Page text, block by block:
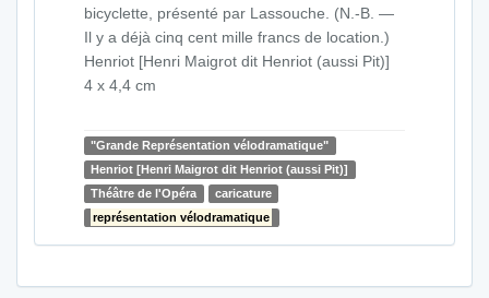
bicyclette, présenté par Lassouche. (N.-B. —
Il y a déjà cinq cent mille francs de location.)
Henriot [Henri Maigrot dit Henriot (aussi Pit)]
4 x 4,4 cm
"Grande Représentation vélodramatique"
Henriot [Henri Maigrot dit Henriot (aussi Pit)]
Théâtre de l'Opéra
caricature
représentation vélodramatique